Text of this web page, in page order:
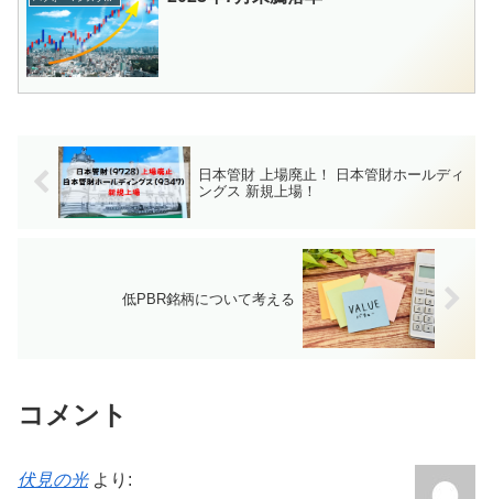
日本管財 上場廃止！ 日本管財ホールディ
ングス 新規上場！
低PBR銘柄について考える
コメント
伏見の光 より: